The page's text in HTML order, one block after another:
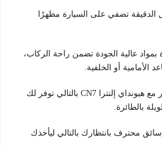
الدقيقة تضفي على السيارة مظهرًا
بمواد عالية الجودة تضمن راحة الركاب،
الأمامية أو الخلفية.
لذلك خدمة ليموزين المطار مع هيونداي إلنترا CN7 بالتالي توفر لك
بالطائرة.
محترف بانتظارك بالتالي ليأخذك